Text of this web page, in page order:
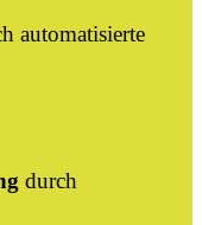
automatisierte
durch